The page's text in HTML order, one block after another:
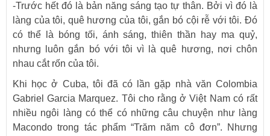
-Trước hết đó là bản năng sáng tạo tự thân. Bởi vì đó là
làng của tôi, quê hương của tôi, gắn bó cội rễ với tôi. Đó
có thể là bóng tối, ánh sáng, thiên thần hay ma quỷ,
nhưng luôn gắn bó với tôi vì là quê hương, nơi chôn
nhau cắt rốn của tôi.
Khi học ở Cuba, tôi đã có lần gặp nhà văn Colombia
Gabriel Garcia Marquez. Tôi cho rằng ở Việt Nam có rất
nhiều ngôi làng có thể có những câu chuyện như làng
Macondo trong tác phẩm “Trăm năm cô đơn”. Nhưng